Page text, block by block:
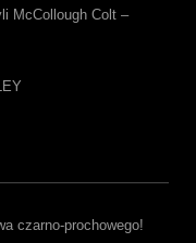
McCollough Colt –
czarno-prochowego!